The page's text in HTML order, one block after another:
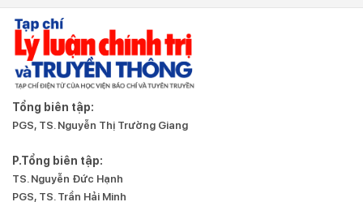
Tổng biên tập:
PGS, TS. Nguyễn Thị Trường Giang
P.Tổng biên tập:
TS. Nguyễn Đức Hạnh
PGS, TS. Trần Hải Minh